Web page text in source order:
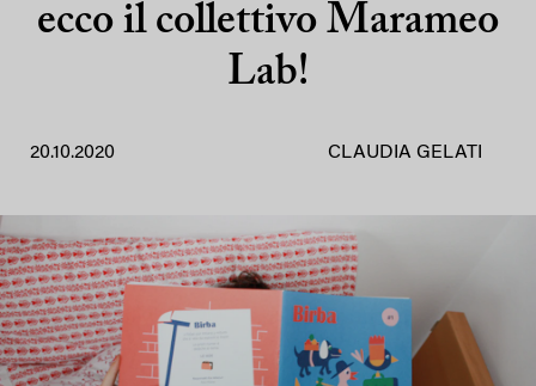
ecco il collettivo Marameo
Lab!
20.10.2020 CLAUDIA GELATI